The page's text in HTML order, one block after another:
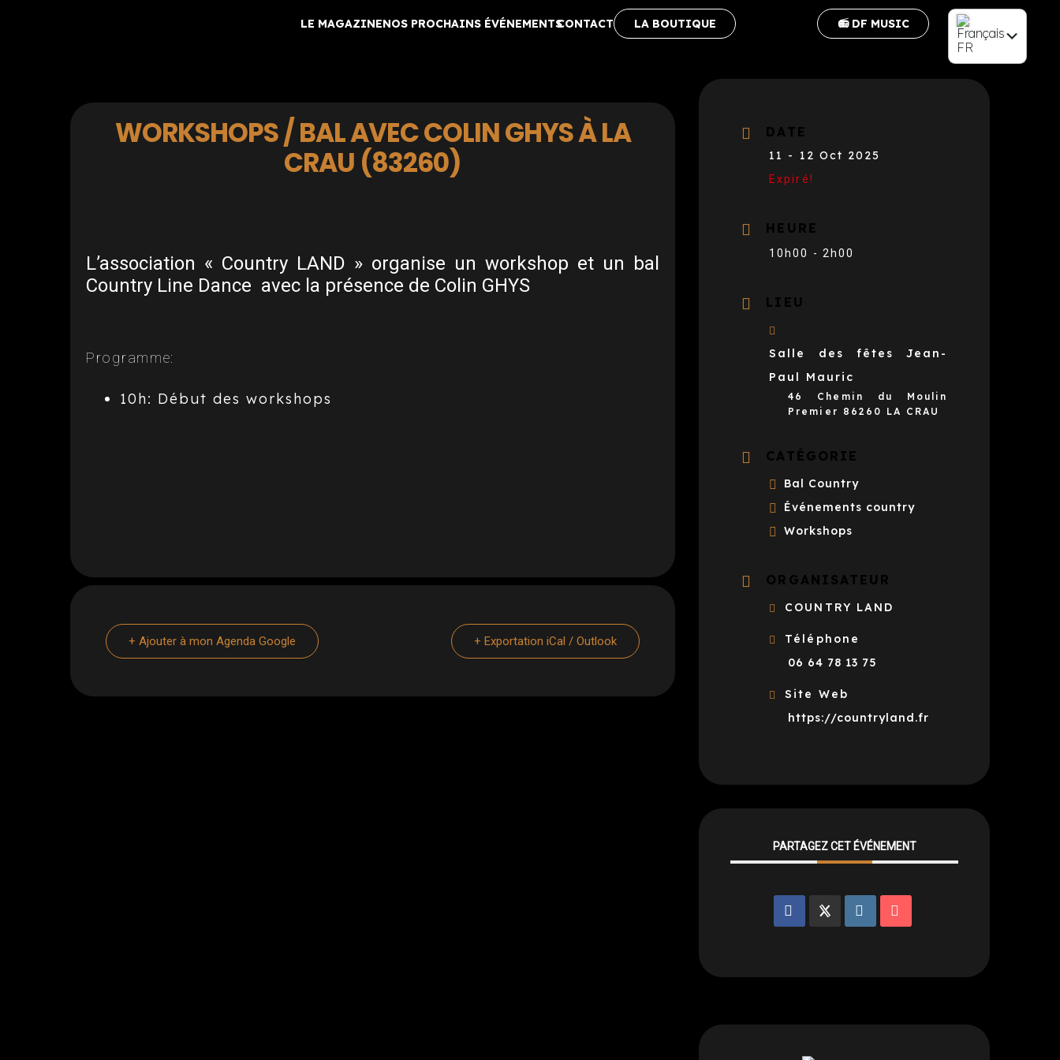
LE MAGAZINENOS PROCHAINS ÉVÉNEMENTSCONTACT LA BOUTIQUE 📻 DF MUSIC
FR
EN
WORKSHOPS / BAL AVEC COLIN GHYS À LA
CRAU (83260)
L’association « Country LAND » organise un workshop et un bal
Country Line Dance avec la présence de Colin GHYS
Programme:
10h: Début des workshops
+ Ajouter à mon Agenda Google + Exportation iCal / Outlook
DATE
11 - 12 Oct 2025
Expiré!
HEURE
10h00 - 2h00
LIEU
Salle des fêtes Jean-
Paul Mauric
46 Chemin du Moulin
Premier 86260 LA CRAU
CATÉGORIE
Bal Country
Événements country
Workshops
ORGANISATEUR
COUNTRY LAND
Téléphone
06 64 78 13 75
Site Web
https://countryland.fr
PARTAGEZ CET ÉVÉNEMENT